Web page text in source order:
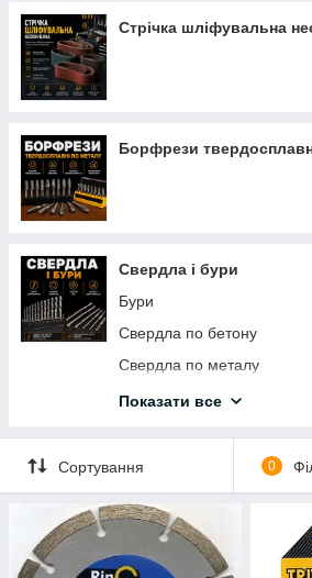
Стрічка шліфувальна
Борфрези
Свердла і бури
Бури
Свердла по бетону
Свердла по металу
Свердла по склу та кераміці
Свердла корончасті по
Свердла корончасті по
Набори корончастих фрез
Показати все
Сортування 0